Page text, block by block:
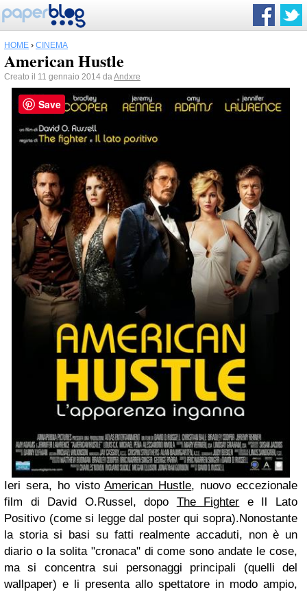
HOME › CINEMA
American Hustle
Creato il 11 gennaio 2014 daAndxre
Ieri sera, ho vistoAmerican Hustle, nuovo eccezionale
film di David O.Russel, dopo The Fighter e Il Lato
Positivo (come si legge dal poster qui sopra).Nonostante
la storia si basi su fatti realmente accaduti, non è un
diario o la solita "cronaca" di come sono andate le cose,
ma si concentra sui personaggi principali (quelli del
wallpaper) e li presenta allo spettatore in modo ampio,
Save